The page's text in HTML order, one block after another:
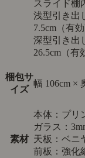
スライド棚
浅型引き出
7.5cm（有効
深型引き出
26.5cm（有
梱包サ
イズ
幅 106cm ×
素材
本体：プリ
ガラス：
天板：ベニ
前板：強化